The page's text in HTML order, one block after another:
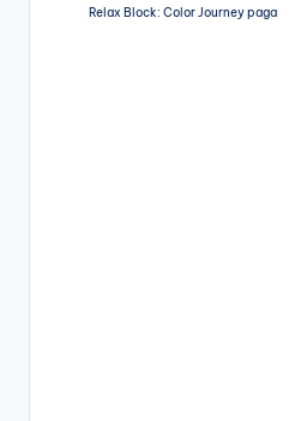
Relax Block: Color Journey paga